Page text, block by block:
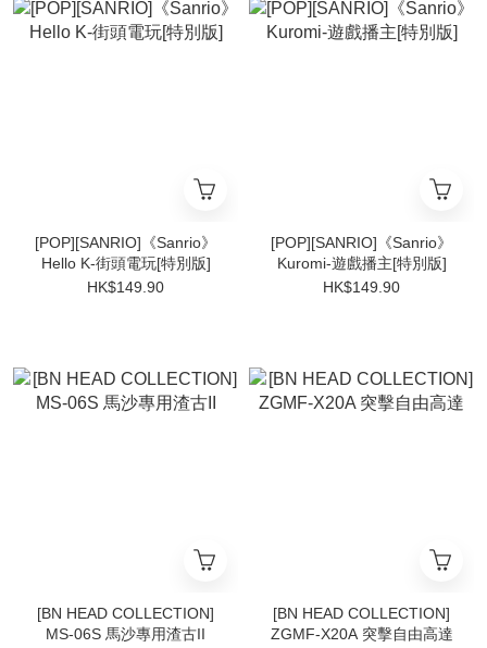
[POP][SANRIO]《Sanrio》
Hello K-街頭電玩[特別版]
HK$149.90
[POP][SANRIO]《Sanrio》
Kuromi-遊戲播主[特別版]
HK$149.90
[BN HEAD COLLECTION]
MS-06S 馬沙專用渣古II
[BN HEAD COLLECTION]
ZGMF-X20A 突擊自由高達